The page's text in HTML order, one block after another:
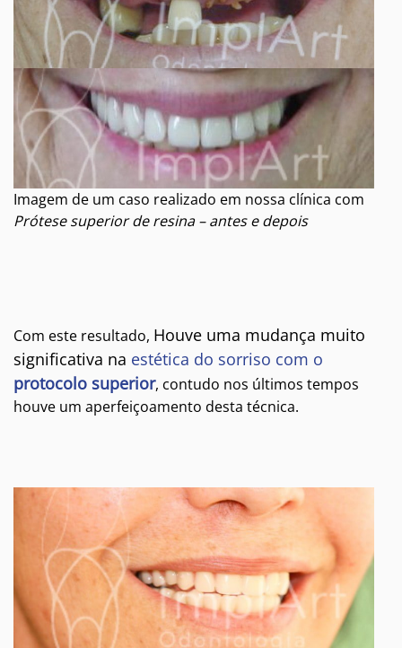
Imagem de um caso realizado em nossa clínica com
Prótese superior de resina – antes e depois
Com este resultado, Houve uma mudança muito
significativa na estética do sorriso com o
protocolo superior, contudo nos últimos tempos
houve um aperfeiçoamento desta técnica.